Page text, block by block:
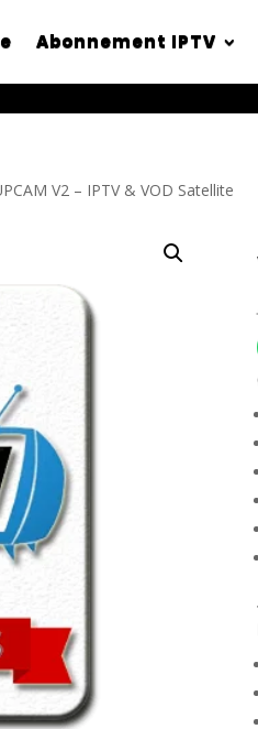
Abonnement IPTV
V2 – IPTV & VOD Satellite